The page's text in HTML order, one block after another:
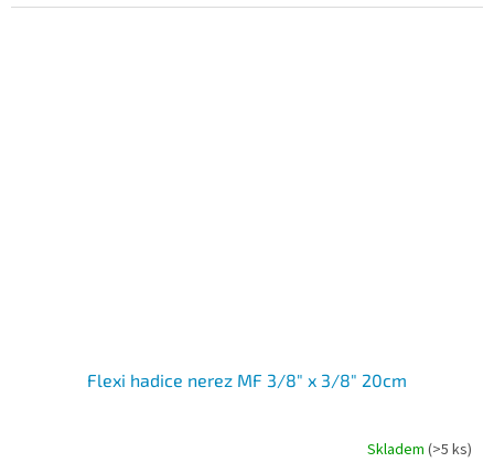
Flexi hadice nerez MF 3/8" x 3/8" 20cm
Skladem (>5 ks)